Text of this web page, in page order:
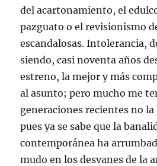
del acartonamiento, el
pazguato o el revisionismo
escandalosas. Intolerancia,
siendo, casi noventa años
estreno, la mejor y más
al asunto; pero mucho me
generaciones recientes no
pues ya se sabe que la
contemporánea ha
mudo en los desvanes de la